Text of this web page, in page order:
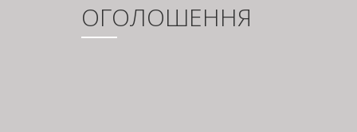
ОГОЛОШЕННЯ